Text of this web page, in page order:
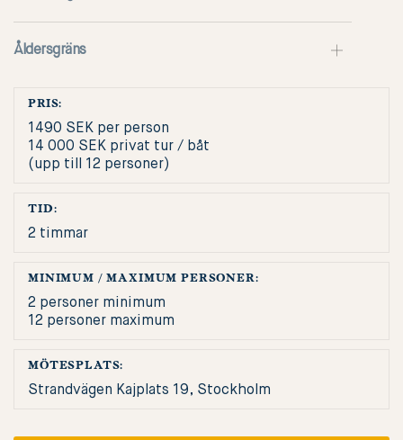
Åldersgräns
PRIS:
1490 SEK per person
14 000 SEK privat tur / båt
(upp till 12 personer)
TID:
2 timmar
MINIMUM / MAXIMUM PERSONER:
2 personer minimum
12 personer maximum
MÖTESPLATS:
Strandvägen Kajplats 19, Stockholm